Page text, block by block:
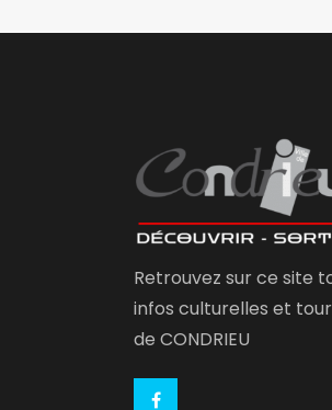
Retrouvez sur ce site
infos culturelles et
de CONDRIEU